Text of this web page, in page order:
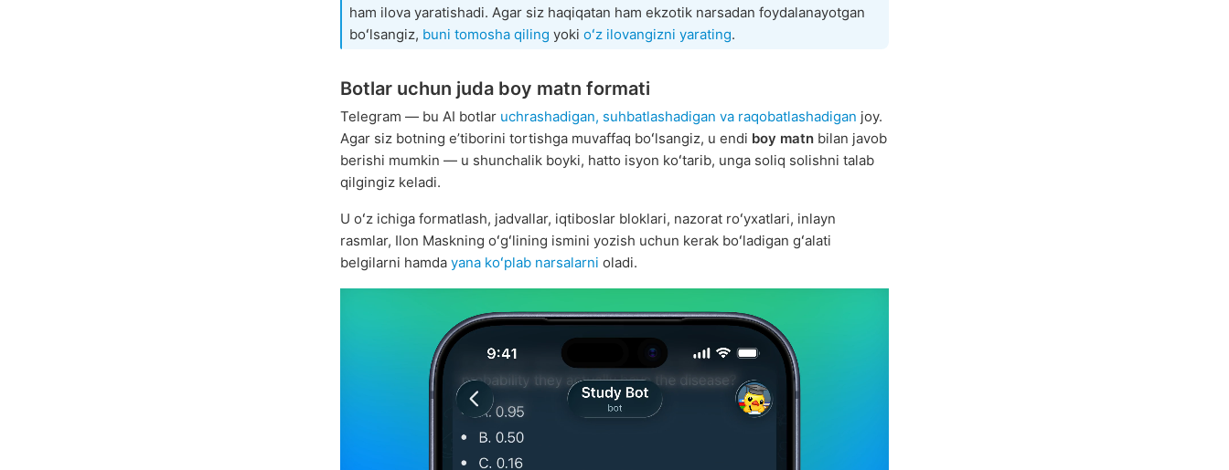
ham ilova yaratishadi. Agar siz haqiqatan ham ekzotik narsadan foydalanayotgan
boʻlsangiz, buni tomosha qiling yoki oʻz ilovangizni yarating.
Botlar uchun juda boy matn formati
Telegram — bu AI botlar uchrashadigan, suhbatlashadigan va raqobatlashadigan joy.
Agar siz botning eʼtiborini tortishga muvaffaq boʻlsangiz, u endi boy matn bilan javob
berishi mumkin — u shunchalik boyki, hatto isyon koʻtarib, unga soliq solishni talab
qilgingiz keladi.
U oʻz ichiga formatlash, jadvallar, iqtiboslar bloklari, nazorat roʻyxatlari, inlayn
rasmlar, Ilon Maskning oʻgʻlining ismini yozish uchun kerak boʻladigan gʻalati
belgilarni hamda yana koʻplab narsalarni oladi.